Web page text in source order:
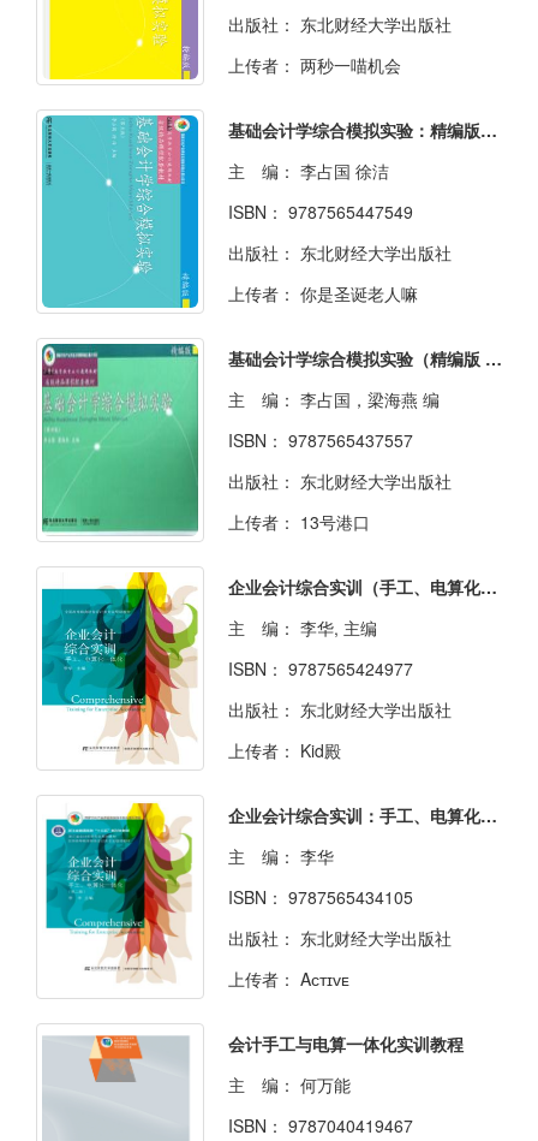
出版社： 东北财经大学出版社
上传者： 两秒一喵机会
基础会计学综合模拟实验：精编版（第五版）
主 编： 李占国 徐洁
ISBN： 9787565447549
出版社： 东北财经大学出版社
上传者： 你是圣诞老人嘛
基础会计学综合模拟实验（精编版 第4版）
主 编： 李占国，梁海燕 编
ISBN： 9787565437557
出版社： 东北财经大学出版社
上传者： 13号港口
企业会计综合实训（手工、电算化一体化）
主 编： 李华, 主编
ISBN： 9787565424977
出版社： 东北财经大学出版社
上传者： Kid殿
企业会计综合实训：手工、电算化一体化（第二版）
主 编： 李华
ISBN： 9787565434105
出版社： 东北财经大学出版社
上传者： Aᴄᴛɪᴠᴇ
会计手工与电算一体化实训教程
主 编： 何万能
ISBN： 9787040419467